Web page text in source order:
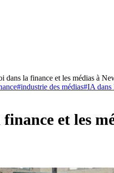
dans la finance et les médias à
#industrie des médias#IA dans
et les